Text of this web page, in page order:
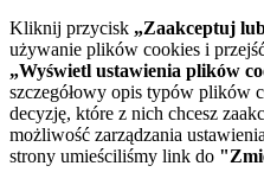
Kliknij przycisk „Zaakceptuj
używanie plików cookies i
„Wyświetl ustawienia plików
szczegółowy opis typów plików
decyzję, które z nich chcesz
możliwość zarządzania
strony umieściliśmy link do